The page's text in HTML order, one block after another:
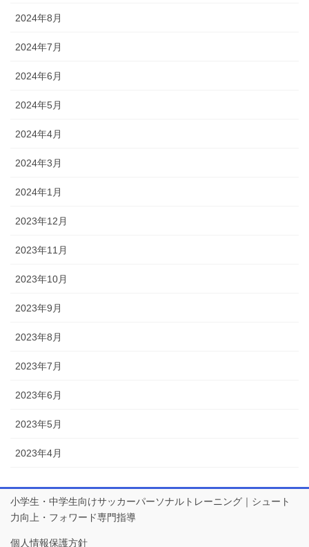
2024年8月
2024年7月
2024年6月
2024年5月
2024年4月
2024年3月
2024年1月
2023年12月
2023年11月
2023年10月
2023年9月
2023年8月
2023年7月
2023年6月
2023年5月
2023年4月
小学生・中学生向けサッカーパーソナルトレーニング｜シュート
力向上・フォワード専門指導
個人情報保護方針